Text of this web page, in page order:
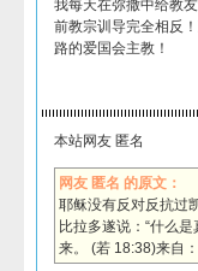
我每天在弥撒中给教
前教宗训导完全相反
路的爱国会主教！
本站网友 匿名
网友 匿名 的原文：
耶稣没有反对反抗过
比拉多遂说：“什么
来。 (若 18:38)来自